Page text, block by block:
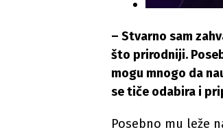
– Stvarno sam
što prirodniji.
mogu mnogo da
se tiče odabira i
Posebno mu leže